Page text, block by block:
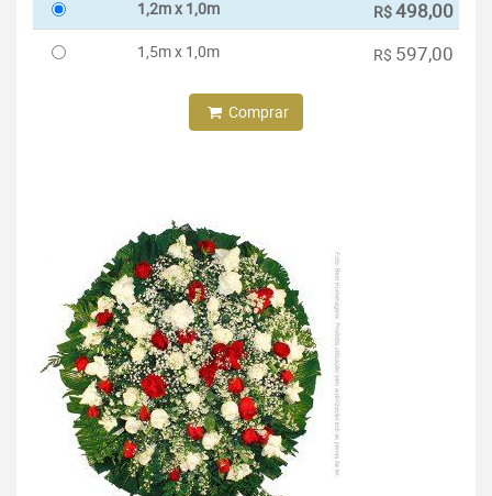
1,2m x 1,0m R$498,00
1,5m x 1,0m R$ 597,00
Comprar